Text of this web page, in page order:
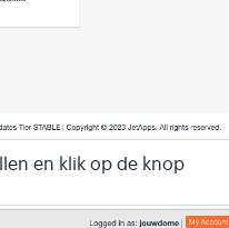
en klik op de knop